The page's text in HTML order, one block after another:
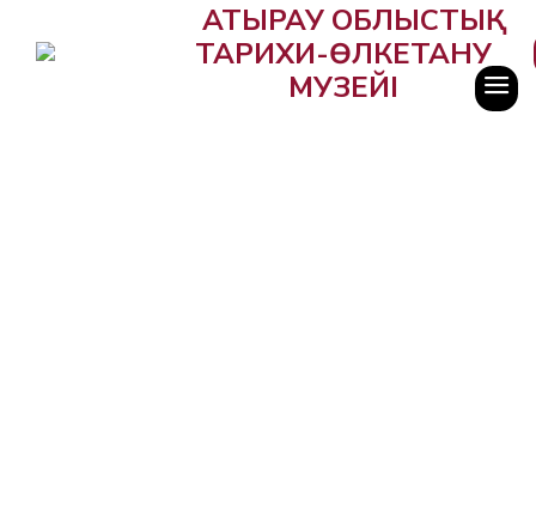
АТЫРАУ ОБЛЫСТЫҚ
ТАРИХИ-ӨЛКЕТАНУ
МУЗЕЙІ